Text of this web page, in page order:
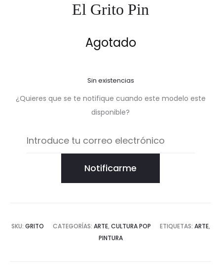
El Grito Pin
Agotado
Sin existencias
¿Quieres que se te notifique cuando este modelo este
disponible?
Notificarme
SKU: GRITO CATEGORÍAS: ARTE, CULTURA POP ETIQUETAS: ARTE,
PINTURA